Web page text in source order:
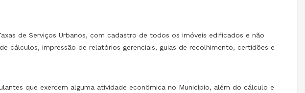
de Serviços Urbanos, com cadastro de todos os imóveis edificados e não
cálculos, impressão de relatórios gerenciais, guias de recolhimento, certidões e
que exercem alguma atividade econômica no Município, além do cálculo e